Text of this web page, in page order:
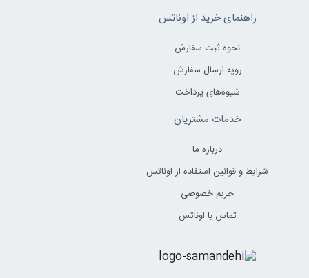
راهنمای خرید از اوناتس
نحوه ثبت سفارش
رویه ارسال سفارش
شیوه‌های پرداخت
خدمات مشتریان
درباره ما
شرایط و قوانین استفاده از اوناتس
حریم خصوصی
تماس با اوناتس